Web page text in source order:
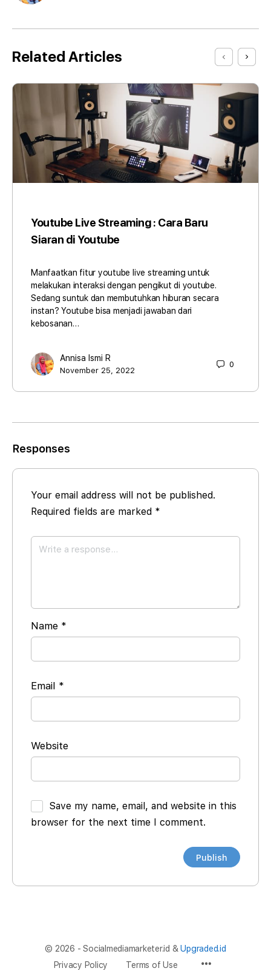
Related Articles
Youtube Live Streaming : Cara Baru
Siaran di Youtube
Manfaatkan fitur youtube live streaming untuk
melakukan interaksi dengan pengikut di youtube.
Sedang suntuk dan membutuhkan hiburan secara
instan? Youtube bisa menjadi jawaban dari
kebosanan…
Annisa Ismi R
November 25, 2022
0
Responses
Your email address will not be published.
Required fields are marked *
Name *
Email *
Website
Save my name, email, and website in this
browser for the next time I comment.
© 2026 - Socialmediamarketer.id &Upgraded.id
Privacy Policy
Terms of Use